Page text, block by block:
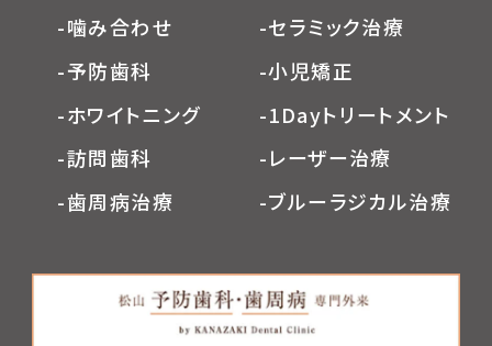
-噛み合わせ
-予防歯科
-ホワイトニング
-訪問歯科
-歯周病治療
-セラミック治療
-小児矯正
-1Dayトリートメント
-レーザー治療
-ブルーラジカル治療